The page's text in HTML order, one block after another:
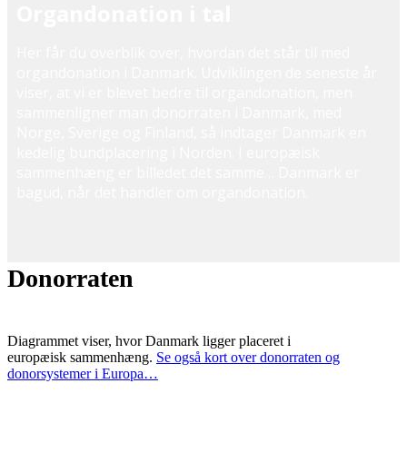
Donorraten
Diagrammet viser, hvor Danmark ligger placeret i
europæisk sammenhæng. Se også kort over donorraten og
donorsystemer i Europa…